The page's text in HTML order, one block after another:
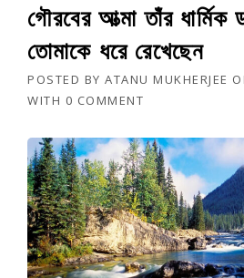
গৌরবের আত্মা তাঁর ধার্মিক
তোমাকে ধরে রেখেছেন
POSTED BY ATANU MUKHERJEE
WITH 0 COMMENT